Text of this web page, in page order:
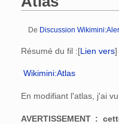
De Discussion
Résumé du fil :[Lien vers]
Wikimini:Atlas
En modifiant l'atlas, j'ai
AVERTISSEMENT :